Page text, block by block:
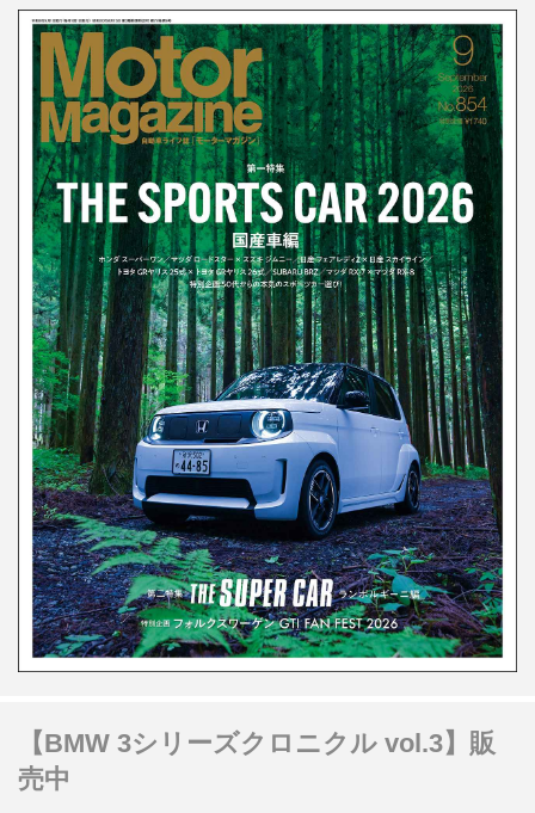
【BMW 3シリーズクロニクル vol.3】販
売中